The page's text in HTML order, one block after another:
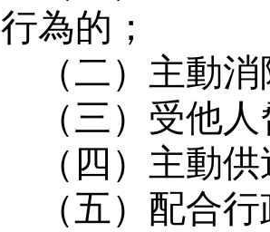
行為的；
（二）主動
（三）受他
（四）主動
（五）配合